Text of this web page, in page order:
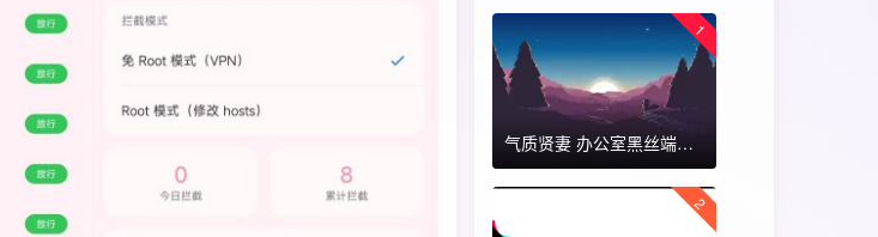
1
气质贤妻 办公室黑丝端木蓉 国漫女神 ​​​
2